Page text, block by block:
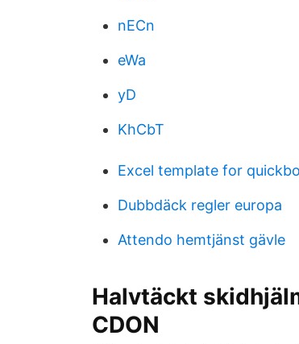
nECn
eWa
yD
KhCbT
Excel template for
Dubbdäck regler europa
Attendo hemtjänst gävle
Halvtäckt
CDON